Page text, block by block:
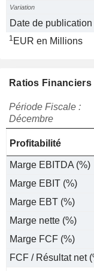
Variation
Date de publication
1 EUR en Millions
Ratios
Période Fiscale :
Décembre
Profitabilité
Marge EBITDA (%)
Marge EBIT (%)
Marge EBT (%)
Marge nette (%)
Marge FCF (%)
FCF / Résultat net